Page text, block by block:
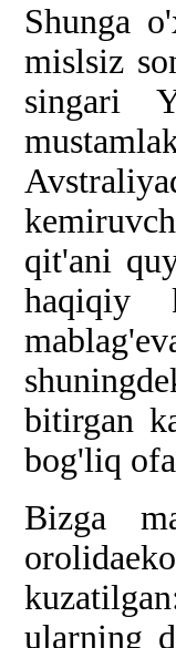
Shunga
mislsiz
singari
qit'ani
haqiqiy
bitirgan
bog'liq
Bizga
ularning